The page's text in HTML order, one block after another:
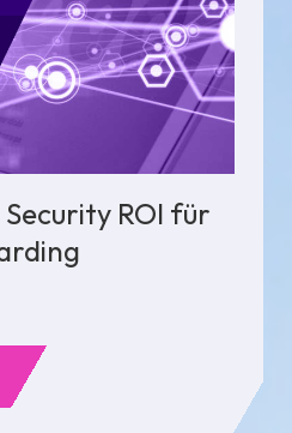
ROI für